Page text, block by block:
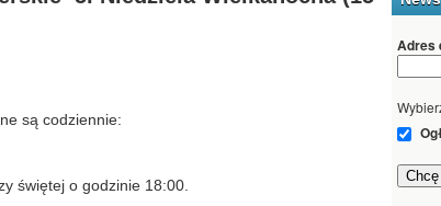
są codziennie:
świętej o godzinie 18:00.
Adres